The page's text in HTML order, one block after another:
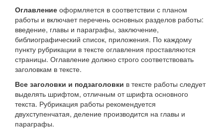
Оглавление оформляется в соответствии с планом
работы и включает перечень основных разделов работы:
введение, главы и параграфы, заключение,
библиографический список, приложения. По каждому
пункту рубрикации в тексте оглавления проставляются
страницы. Оглавление должно строго соответствовать
заголовкам в тексте.
Все заголовки и подзаголовки в тексте работы следует
выделять шрифтом, отличным от шрифта основного
текста. Рубрикация работы рекомендуется
двухступенчатая, деление производится на главы и
параграфы.